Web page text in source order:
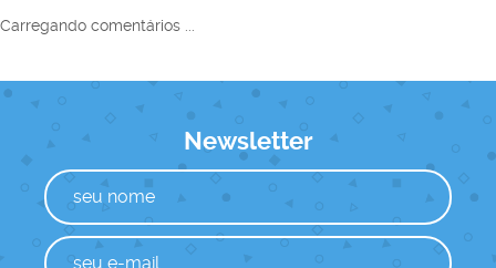
Carregando comentários ...
Newsletter